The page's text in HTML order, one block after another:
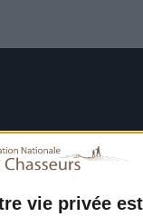
vie privée